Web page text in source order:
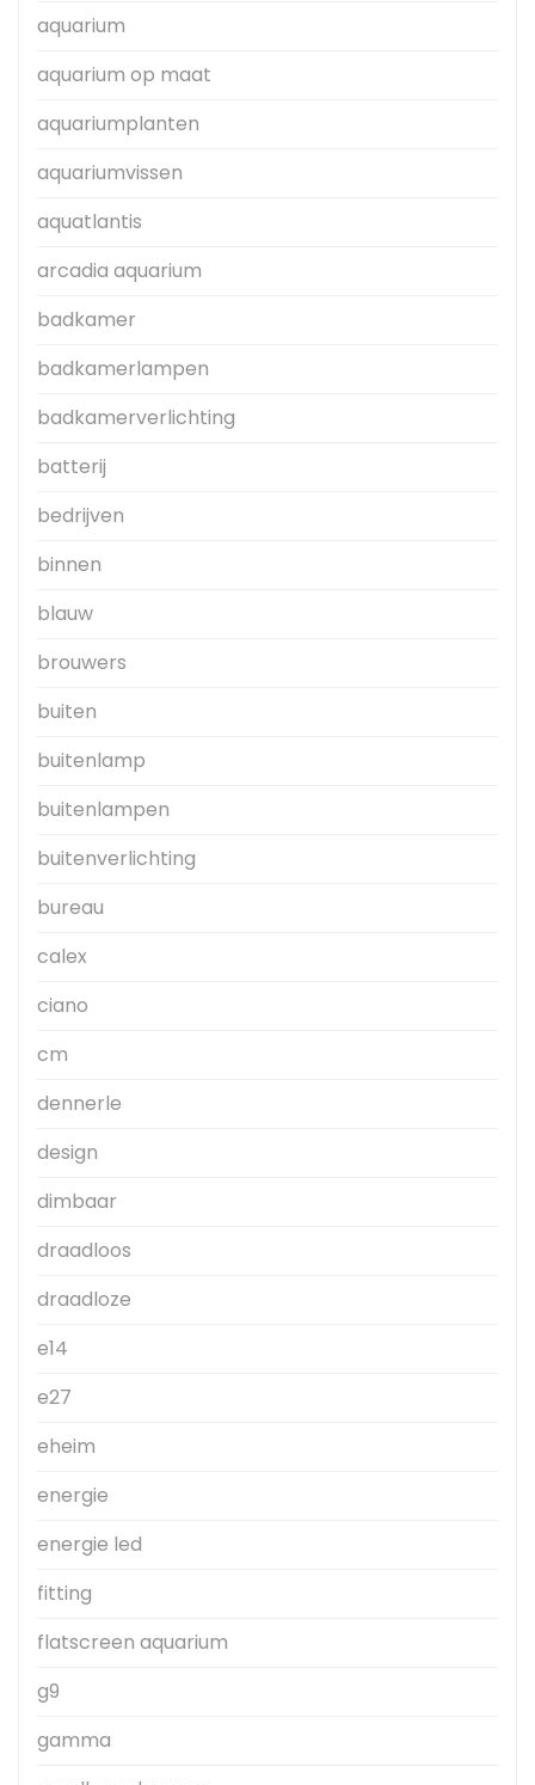
aquarium
aquarium op maat
aquariumplanten
aquariumvissen
aquatlantis
arcadia aquarium
badkamer
badkamerlampen
badkamerverlichting
batterij
bedrijven
binnen
blauw
brouwers
buiten
buitenlamp
buitenlampen
buitenverlichting
bureau
calex
ciano
cm
dennerle
design
dimbaar
draadloos
draadloze
e14
e27
eheim
energie
energie led
fitting
flatscreen aquarium
g9
gamma